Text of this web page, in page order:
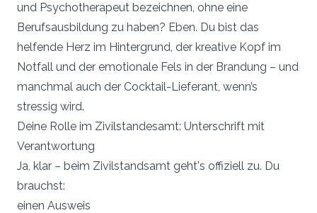
und Psychotherapeut bezeichnen, ohne eine
Berufsausbildung zu haben? Eben. Du bist das
helfende Herz im Hintergrund, der kreative Kopf im
Notfall und der emotionale Fels in der Brandung – und
manchmal auch der Cocktail-Lieferant, wenn’s
stressig wird.
Deine Rolle im Zivilstandesamt: Unterschrift mit
Verantwortung
Ja, klar – beim Zivilstandsamt geht's offiziell zu. Du
brauchst:
einen Ausweis